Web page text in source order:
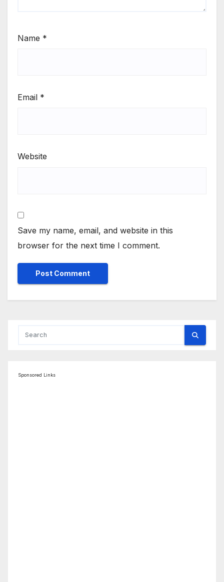
Name *
Email *
Website
Save my name, email, and website in this
browser for the next time I comment.
Sponsored Links